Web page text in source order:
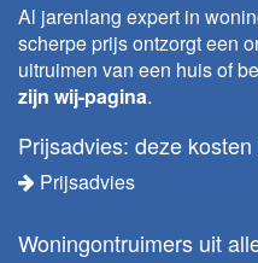
Al jarenlang expert in
scherpe prijs ontzorgt een
uitruimen van een huis of
zijn wij-pagina.
Prijsadvies: deze
Prijsadvies
Woningontruimers uit